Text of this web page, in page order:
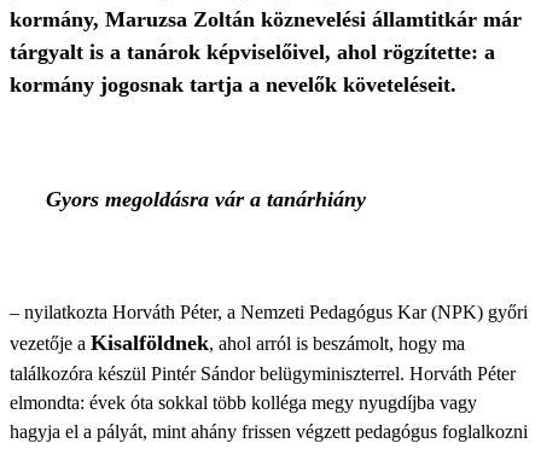
kormány, Maruzsa Zoltán köznevelési államtitkár már
tárgyalt is a tanárok képviselőivel, ahol rögzítette: a
kormány jogosnak tartja a nevelők követeléseit.
Gyors megoldásra vár a tanárhiány
– nyilatkozta Horváth Péter, a Nemzeti Pedagógus Kar (NPK) győri
vezetője a Kisalföldnek, ahol arról is beszámolt, hogy ma
találkozóra készül Pintér Sándor belügyminiszterrel. Horváth Péter
elmondta: évek óta sokkal több kolléga megy nyugdíjba vagy
hagyja el a pályát, mint ahány frissen végzett pedagógus foglalkozni